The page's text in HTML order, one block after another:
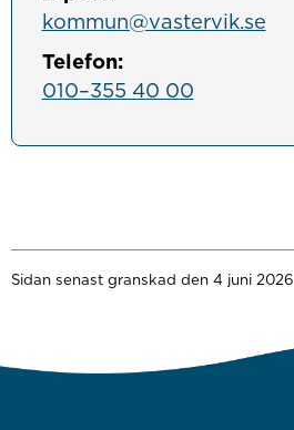
kommun@vastervik.se
Telefon:
010–355 40 00
Sidan senast granskad den 4 juni 2026